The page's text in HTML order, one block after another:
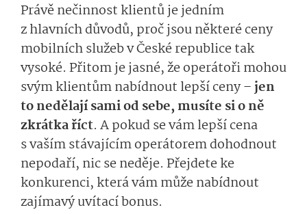
Právě nečinnost klientů je jedním
z hlavních důvodů, proč jsou některé ceny
mobilních služeb v České republice tak
vysoké. Přitom je jasné, že operátoři mohou
svým klientům nabídnout lepší ceny –jen
to nedělají sami od sebe, musíte si o ně
zkrátka říct. A pokud se vám lepší cena
s vaším stávajícím operátorem dohodnout
nepodaří, nic se neděje. Přejdete ke
konkurenci, která vám může nabídnout
zajímavý uvítací bonus.